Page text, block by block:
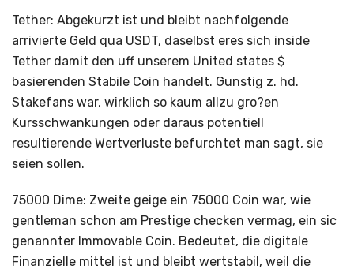
Tether: Abgekurzt ist und bleibt nachfolgende
arrivierte Geld qua USDT, daselbst eres sich inside
Tether damit den uff unserem United states $
basierenden Stabile Coin handelt. Gunstig z. hd.
Stakefans war, wirklich so kaum allzu gro?en
Kursschwankungen oder daraus potentiell
resultierende Wertverluste befurchtet man sagt, sie
seien sollen.
75000 Dime: Zweite geige ein 75000 Coin war, wie
gentleman schon am Prestige checken vermag, ein sic
genannter Immovable Coin. Bedeutet, die digitale
Finanzielle mittel ist und bleibt wertstabil, weil die